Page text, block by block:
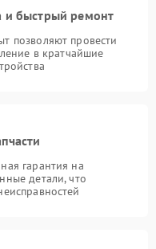
и быстрый ремонт
позволяют провести
в кратчайшие
гарантия на
детали, что